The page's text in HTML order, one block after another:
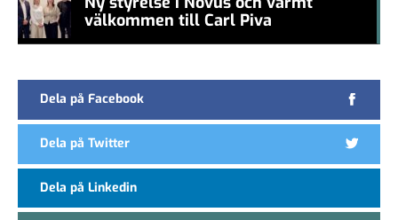
välkommen till Carl Piva
Dela på Facebook
Dela på Twitter
Dela på Linkedin